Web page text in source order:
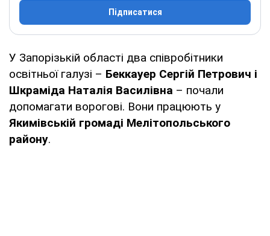
Підписатися
У Запорізькій області два співробітники
освітньої галузі – Беккауер Сергій Петрович і
Шкраміда Наталія Василівна – почали
допомагати ворогові. Вони працюють у
Якимівській громаді Мелітопольського
району.